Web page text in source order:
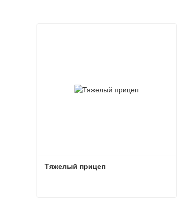
Тяжелый прицеп